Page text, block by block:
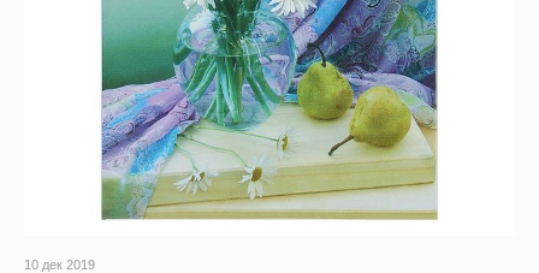
10 дек 2019